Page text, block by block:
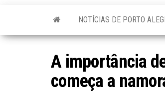
NOTÍCIAS DE PORTO
A importância
começa a